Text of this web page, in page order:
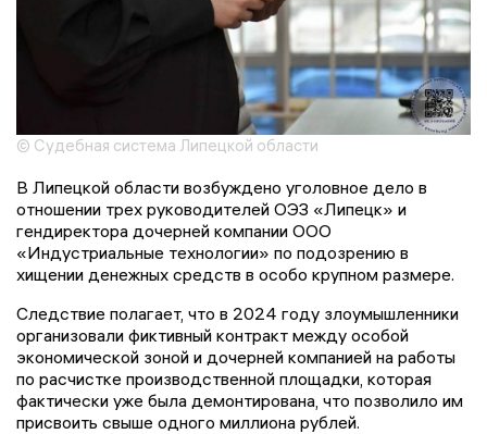
© Судебная система Липецкой области
В Липецкой области возбуждено уголовное дело в
отношении трех руководителей ОЭЗ «Липецк» и
гендиректора дочерней компании ООО
«Индустриальные технологии» по подозрению в
хищении денежных средств в особо крупном размере.
Следствие полагает, что в 2024 году злоумышленники
организовали фиктивный контракт между особой
экономической зоной и дочерней компанией на работы
по расчистке производственной площадки, которая
фактически уже была демонтирована, что позволило им
присвоить свыше одного миллиона рублей.